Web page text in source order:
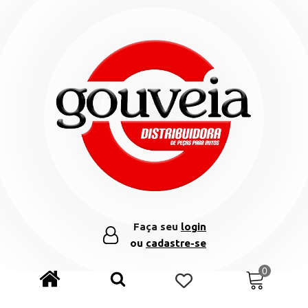
Faça seu login
ou cadastre-se